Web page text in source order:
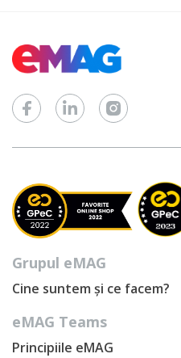
Grupul eMAG
Cine suntem și ce facem?
eMAG Teams
Principiile eMAG